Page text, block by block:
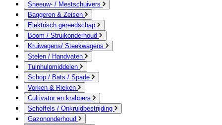
Sneeuw- / Mestschuivers
Baggeren & Zeisen
Elektrisch gereedschap
Boom / Struikonderhoud
Kruiwagens/ Steekwagens
Stelen / Handvaten
Tuinhulpmiddelen
Schop / Bats / Spade
Vorken & Rieken
Cultivator en krabbers
Schoffels / Onkruidbestrijding
Gazononderhoud